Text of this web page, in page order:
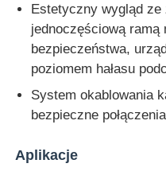
Estetyczny wygląd ze
jednoczęściową ramą
bezpieczeństwa,
poziomem hałasu
System okablowania
bezpieczne
Aplikacje